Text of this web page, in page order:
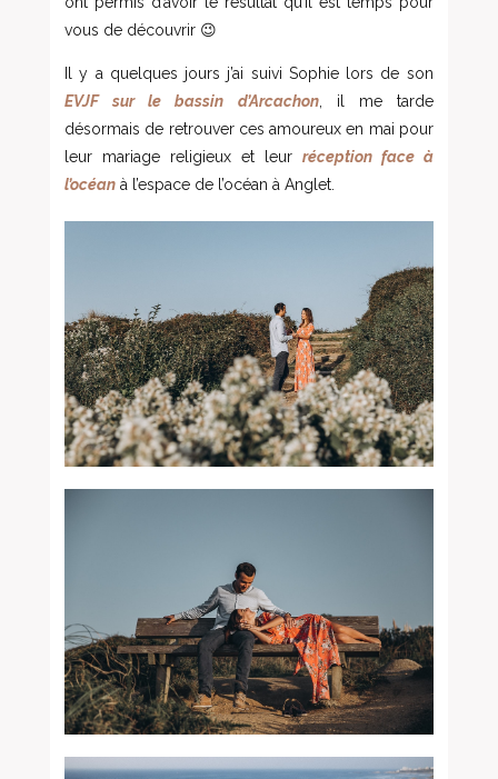
vous de découvrir 😉
Il y a quelques jours j’ai suivi Sophie lors de son
EVJF sur le bassin d’Arcachon, il me tarde
désormais de retrouver ces amoureux en mai pour
leur mariage religieux et leur réception face à
l’océan à l’espace de l’océan à Anglet.